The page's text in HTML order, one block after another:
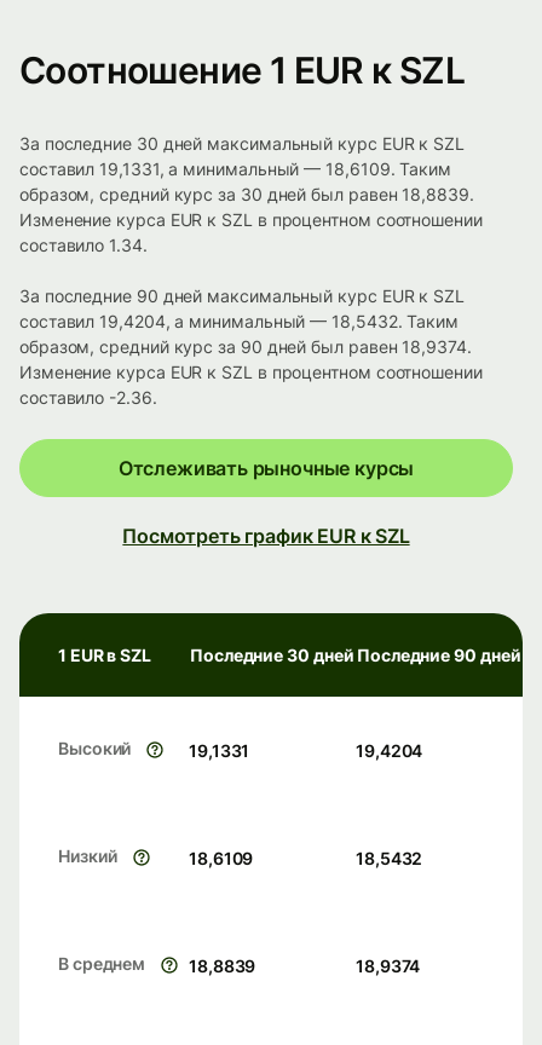
Соотношение 1 EUR к SZL
За последние 30 дней максимальный курс EUR к SZL
составил 19,1331, а минимальный — 18,6109. Таким
образом, средний курс за 30 дней был равен 18,8839.
Изменение курса EUR к SZL в процентном соотношении
составило 1.34.
За последние 90 дней максимальный курс EUR к SZL
составил 19,4204, а минимальный — 18,5432. Таким
образом, средний курс за 90 дней был равен 18,9374.
Изменение курса EUR к SZL в процентном соотношении
составило -2.36.
Отслеживать рыночные курсы
Посмотреть график EUR к SZL
1 EUR в SZL Последние 30 дней Последние 90 дней
Высокий 19,1331 19,4204
Низкий 18,6109 18,5432
В среднем 18,8839 18,9374